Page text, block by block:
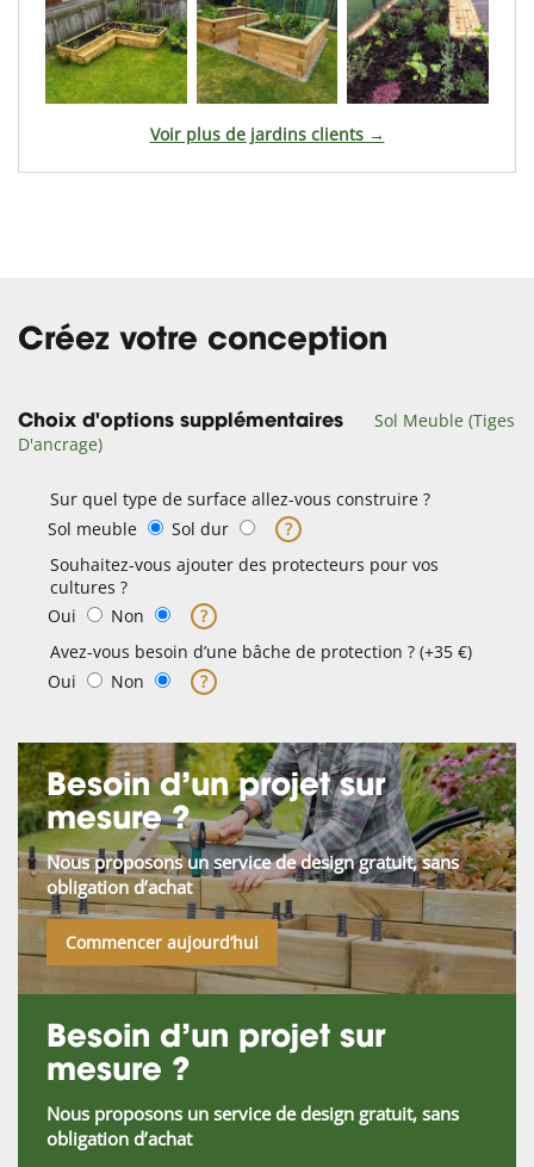
Voir plus de jardins clients →
Créez votre conception
Choix d'options supplémentaires
Sol Meuble (Tiges
D'ancrage)
Sur quel type de surface allez-vous construire ?
Sol meuble
Sol dur
?
Souhaitez-vous ajouter des protecteurs pour vos
cultures ?
Oui
Non
?
Avez-vous besoin d’une bâche de protection ? (+35 €)
Oui
Non ?
Besoin d’un projet sur
mesure ?
Nous proposons un service de design gratuit, sans
obligation d’achat
Commencer aujourd’hui
Besoin d’un projet sur
mesure ?
Nous proposons un service de design gratuit, sans
obligation d’achat